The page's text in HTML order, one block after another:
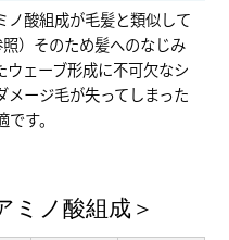
ノ酸組成が毛髪と類似して
）そのため髪へのなじみ
ェーブ形成に不可欠なシ
メージ毛が失ってしまった
す。
ミノ酸組成＞